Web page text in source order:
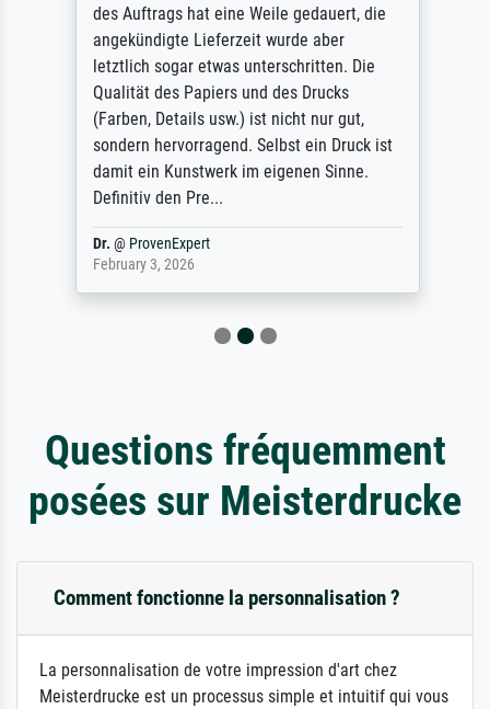
des Auftrags hat eine Weile gedauert, die
angekündigte Lieferzeit wurde aber
letztlich sogar etwas unterschritten. Die
Qualität des Papiers und des Drucks
(Farben, Details usw.) ist nicht nur gut,
sondern hervorragend. Selbst ein Druck ist
damit ein Kunstwerk im eigenen Sinne.
Definitiv den Pre...
Dr.@ ProvenExpert
February 3, 2026
Questions fréquemment
posées sur Meisterdrucke
Comment fonctionne la personnalisation ?
La personnalisation de votre impression d'art chez
Meisterdrucke est un processus simple et intuitif qui vous